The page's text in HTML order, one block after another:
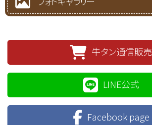
牛タン通信販売
LINE公式
Facebook page